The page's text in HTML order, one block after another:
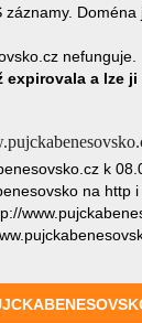
Doména
nefunguje.
a lze
k
na http i